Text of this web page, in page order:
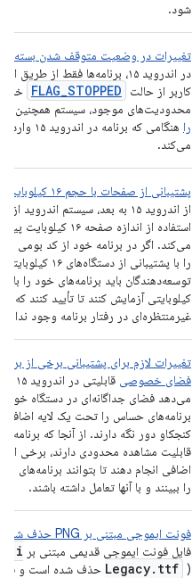
شود.
تغییرات در وضعیت متوقف شدن بسته
در اندروید ۱۵، برنامه‌ها فقط از
کاربر از حالت
FLAG_STOPPED
محدودیت‌های موجود، سیستم همچنین
را
هنگامی که
می‌کند.
پشتیبانی از صفحات با حجم ۱۶ کیلوبایت
از اندروید ۱۵ به بعد، سیستم
استفاده از اندازه صفحه
می‌کند. اگر در برنامه خود از کد بومی
را با پشتیبانی از
کیلوبایتی آزمایش کنند تا تأیید کنند که
غیرمنتظره‌ای در رفتار برنامه وجود ندارد.
تغییرات لازم برای پشتیبانی برخی از
فضای خصوصی
می‌دهد فضای جداگانه‌ای در دستگاه خود
برنامه‌های حساس را تحت یک لایه اضافی
کنجکاو دور نگه دارند. از آنجا که
قابلیت مشاهده محدودی دارند، برخی از
اضافی انجام دهند تا بتوانند
را ببینند و با آنها تعامل داشته باشند.
فونت ایموجی مبتنی بر PNG حذف شد
فایل فونت ایموجی قدیمی مبتنی بر PNG (
Legacy. ttf
) حذف شده است و فقط